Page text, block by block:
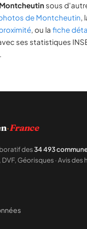
Montcheutin sous
de Montcheutin,
, ou la fiche
ses statistiques
·France
des34 493
DVF, Géorisques · Avis